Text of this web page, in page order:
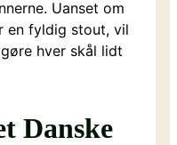
Uanset om
en fyldig stout, vil
hver skål lidt
Danske